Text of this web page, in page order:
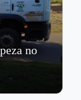
no